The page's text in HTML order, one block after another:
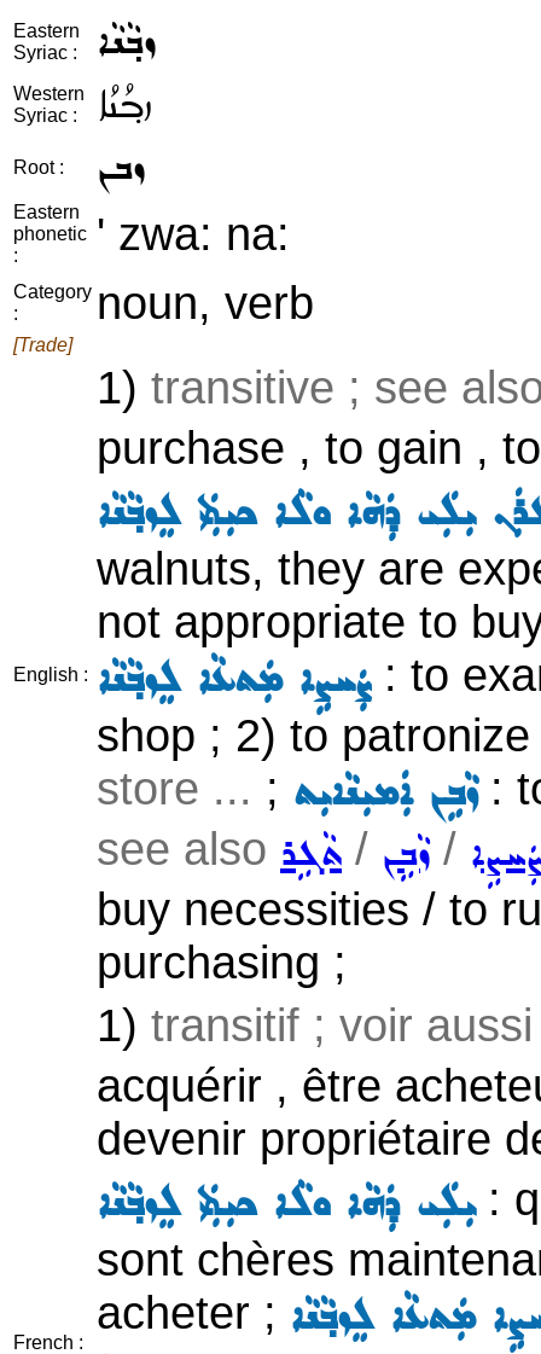
Eastern
Syriac :
ܙܒ݂ܵܢܵܐ
Western
Syriac :
ܙܒ݂ܳܢܳܐ
Root : ܙܒܢ
Eastern
phonetic
:
' zwa: na:
Category
:
noun, verb
[Trade]
English :
1) transitive ; see
purchase , to gain ,
ܝܼܠܲܝ ܕܲܗܵܐ ܘܠܵܐ ܟܝܼܬܲܝ ܠܸܙܒ݂ܵܢܵܐ
walnuts, they are
not appropriate to
ܨܲܚܨܹܐ ܡܲܬܥܵܐ ܠܸܙܒ݂ܵܢܵܐ: to
shop ; 2) to
store ... ; ܙܵܒܹܢ ܐܲܡܝܼܢܵܐܝܼܬ:
see also ܬܵܓܹܪ / ܙܵܒܹܢ/ ܨܲܚܨܹܐ
buy necessities / to
purchasing ;
French :
1) transitif ; voir
acquérir , être
devenir propriétaire
ܝܼܠܲܝ ܕܲܗܵܐ ܘܠܵܐ ܟܝܼܬܲܝ ܠܸܙܒ݂ܵܢܵܐ:
sont chères
acheter ; ܡܲܬܥܵܐ ܠܸܙܒ݂ܵܢܵܐ